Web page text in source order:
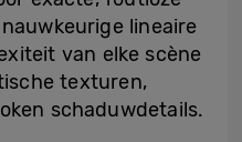
lineaire
van elke scène
texturen,
schaduwdetails.